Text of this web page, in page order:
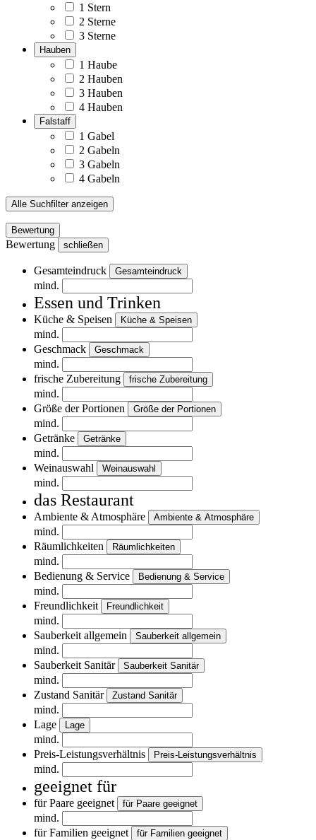
1 Stern
2 Sterne
3 Sterne
Hauben
1 Haube
2 Hauben
3 Hauben
4 Hauben
Falstaff
1 Gabel
2 Gabeln
3 Gabeln
4 Gabeln
Alle Suchfilter anzeigen
Bewertung
Bewertung schließen
Gesamteindruck Gesamteindruck
mind.
Essen und Trinken
Küche & Speisen Küche & Speisen
mind.
Geschmack
Geschmack
mind.
frische Zubereitung
frische Zubereitung
mind.
Größe der Portionen
Größe der Portionen
mind.
Getränke
Getränke
mind.
Weinauswahl
Weinauswahl
mind.
das Restaurant
Ambiente & Atmosphäre Ambiente & Atmosphäre
mind.
Räumlichkeiten
Räumlichkeiten
mind.
Bedienung & Service
Bedienung & Service
mind.
Freundlichkeit
Freundlichkeit
mind.
Sauberkeit allgemein
Sauberkeit allgemein
mind.
Sauberkeit Sanitär
Sauberkeit Sanitär
mind.
Zustand Sanitär
Zustand Sanitär
mind.
Lage
Lage
mind.
Preis-Leistungsverhältnis
Preis-Leistungsverhältnis
mind.
geeignet für
für Paare geeignet für Paare geeignet
mind.
für Familien geeignet
für Familien geeignet